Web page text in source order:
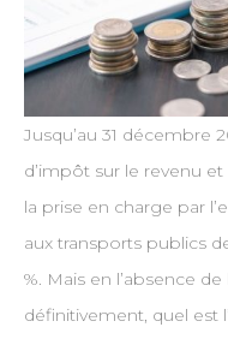
Jusqu’au 31 décembre
d’impôt sur le revenu
la prise en charge par
aux transports publics
%. Mais en l’absence
définitivement, quel est